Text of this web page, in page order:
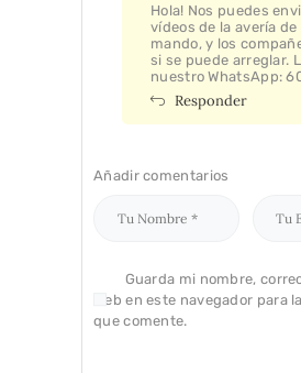
Hola! Nos puedes
vídeos de la avería de
mando, y los
si se puede arreglar.
nuestro WhatsApp:
Responder
Añadir comentarios
Guarda mi nombre,
web en este navegador para
que comente.